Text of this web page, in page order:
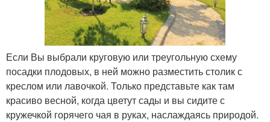
Если Вы выбрали круговую или треугольную схему
посадки плодовых, в ней можно разместить столик с
креслом или лавочкой. Только представьте как там
красиво весной, когда цветут сады и вы сидите с
кружечкой горячего чая в руках, наслаждаясь природой.